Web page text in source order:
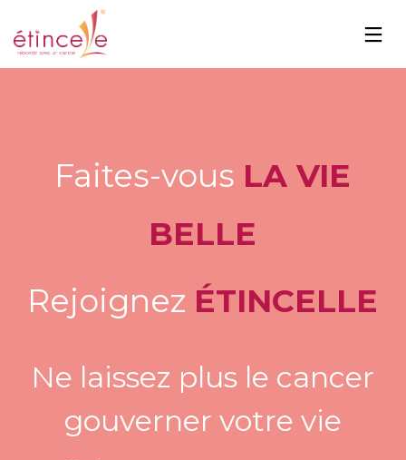
Faites-vous LA VIE
BELLE
Rejoignez ÉTINCELLE
Ne laissez plus le cancer
gouverner votre vie